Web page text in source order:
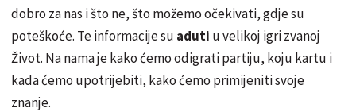
dobro za nas i što ne, što možemo očekivati, gdje su
poteškoće. Te informacije su aduti u velikoj igri zvanoj
Život. Na nama je kako ćemo odigrati partiju, koju kartu i
kada ćemo upotrijebiti, kako ćemo primijeniti svoje
znanje.